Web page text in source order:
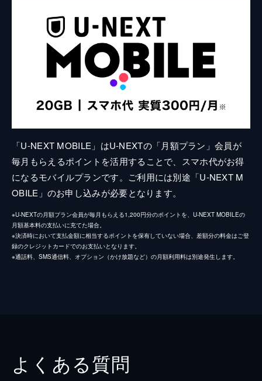
「U-NEXT MOBILE」はU-NEXTの「月額プラン」会員が
毎月もらえるポイントを活用することで、スマホ代がお得
になるモバイルプランです。ご利用には別途「U-NEXT M
OBILE」のお申し込みが必要となります。
※U-NEXTの月額プラン会員が毎月もらえる1,200円分のポイントを、U-NEXT MOBILEの
月額基本料の支払いに充てた場合。
※決済時において支払金額に相当するポイントを保有していない場合、差額分の料金はご登
録のクレジットカードでのお支払いとなります。
※通話料、SMS通信料、オプション（かけ放題など）の月額利用料は別途発生します。
よくある質問